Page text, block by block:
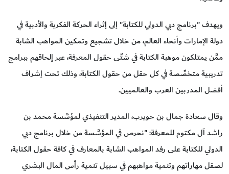
ويهدف "برنامج دبي الدولي للكتابة" إلى إثراء الحركة الفكرية والأدبية في
دولة الإمارات وأنحاء العالم، من خلال تشجيع وتمكين المواهب الشابة
ممَّن يمتلكون موهبة الكتابة في شتّى حقول المعرفة، عبر إلحاقهم ببرامج
تدريبية متخصِّصة في كل حقل من حقول الكتابة، وذلك تحت إشراف
أفضل المدربين العرب والعالميين.
وقال سعادة جمال بن حويرب، المدير التنفيذي لمؤسَّسة محمد بن
راشد آل مكتوم للمعرفة: "نحرص في المؤسَّسة من خلال برنامج دبي
الدولي للكتابة على رفد المواهب الشابة بالمعارف في كافة حقول الكتابة،
لصقل مهاراتهم وتنمية مواهبهم في سبيل تنمية رأس المال البشري